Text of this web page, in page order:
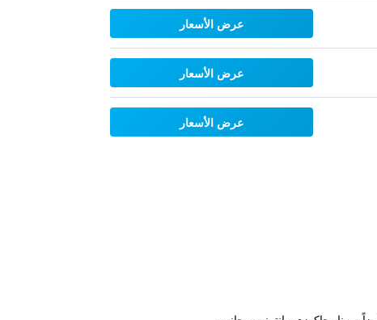
عرض الأسعار
عرض الأسعار
عرض الأسعار